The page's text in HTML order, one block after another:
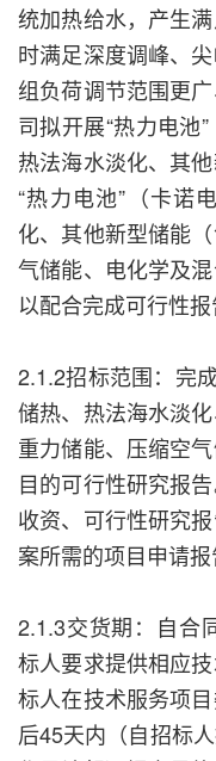
统加热给水，产生
时满足深度调峰、
组负荷调节范围更
司拟开展“热力电池
热法海水淡化、其
“热力电池”（卡诺
化、其他新型储能
气储能、电化学及
以配合完成可行性报
2.1.2招标范围：完
储热、热法海水淡
重力储能、压缩空
目的可行性研究报
收资、可行性研究
案所需的项目申请报
2.1.3交货期：自合
标人要求提供相应
标人在技术服务项
后45天内（自招标